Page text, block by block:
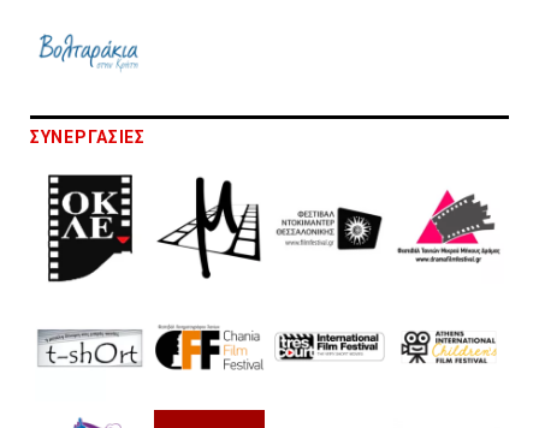
ΣΥΝΕΡΓΑΣΙΕΣ